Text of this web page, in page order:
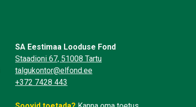
SA Eestimaa Looduse Fond
Staadioni 67, 51008 Tartu
talgukontor@elfond.ee
+372 7428 443